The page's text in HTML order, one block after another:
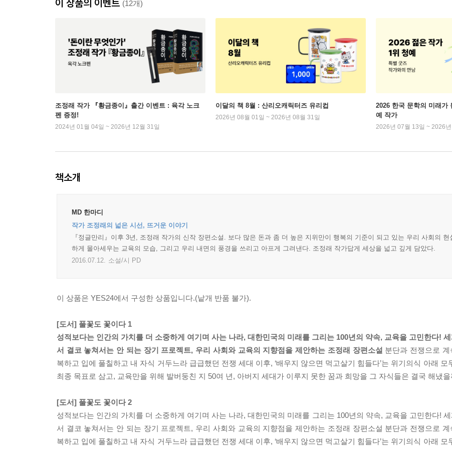
이 상품의 이벤트 (12개)
조정래 작가 『황금종이』출간 이벤트 : 육각 노크
펜 증정!
2024년 01월 04일 ~ 2026년 12월 31일
이달의 책 8월 : 산리오캐릭터즈 유리컵
2026년 08월 01일 ~ 2026년 08월 31일
2026 한국 문학의 미래가
예 작가
2026년 07월 13일 ~ 2026년
책소개
MD 한마디
작가 조정래의 넓은 시선, 뜨거운 이야기
『정글만리』이후 3년, 조정래 작가의 신작 장편소설. 보다 많은 돈과 좀 더 높은 지위만이 행복의 기준이 되고 있는 우리 사회의 현
하게 몰아세우는 교육의 모습, 그리고 우리 내면의 풍경을 쓰리고 아프게 그려낸다. 조정래 작가답게 세상을 넓고 깊게 담았다.
2016.07.12. 소설/시 PD
이 상품은 YES24에서 구성한 상품입니다.(낱개 반품 불가).
[도서] 풀꽃도 꽃이다 1
성적보다는 인간의 가치를 더 소중하게 여기며 사는 나라, 대한민국의 미래를 그리는 100년의 약속, 교육을 고민한다!
서 결코 놓쳐서는 안 되는 장기 프로젝트, 우리 사회와 교육의 지향점을 제안하는 조정래 장편소설 분단과 전쟁으로
복하고 입에 풀칠하고 내 자식 거두느라 급급했던 전쟁 세대 이후, ‘배우지 않으면 먹고살기 힘들다’는 위기의식 아래 모
최종 목표로 삼고, 교육만을 위해 발버둥친 지 50여 년, 아버지 세대가 이루지 못한 꿈과 희망을 그 자식들은 결국 해냈을
[도서] 풀꽃도 꽃이다 2
성적보다는 인간의 가치를 더 소중하게 여기며 사는 나라, 대한민국의 미래를 그리는 100년의 약속, 교육을 고민한다!
서 결코 놓쳐서는 안 되는 장기 프로젝트, 우리 사회와 교육의 지향점을 제안하는 조정래 장편소설 분단과 전쟁으로
복하고 입에 풀칠하고 내 자식 거두느라 급급했던 전쟁 세대 이후, ‘배우지 않으면 먹고살기 힘들다’는 위기의식 아래 모